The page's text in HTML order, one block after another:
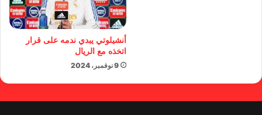
أنشيلوتي يبدي ندمه على قرار
اتخذه مع الريال
9 نوفمبر، 2024